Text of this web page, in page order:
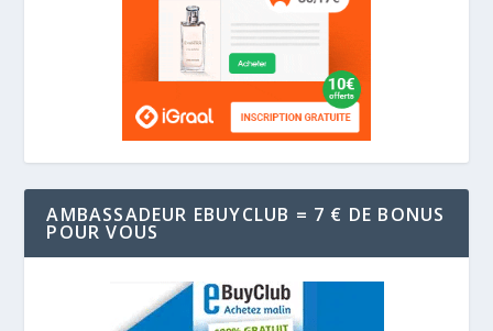
AMBASSADEUR EBUYCLUB = 7 € DE BONUS
POUR VOUS